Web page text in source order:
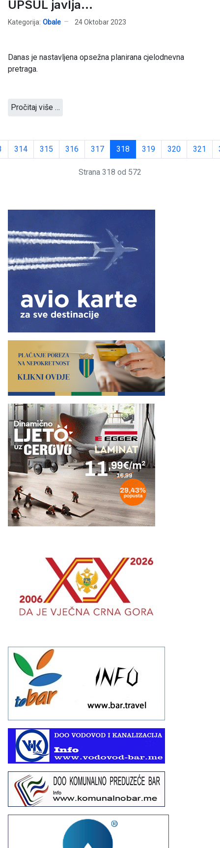
UPSUL javlja...
Kategorija: Obale 24 Oktobar 2023
Danas je nastavljena opsežna planirana cjelodnevna
pretraga.
Pročitaj više …
314 315 316 317 318 319 320 321
Strana 318 od 572